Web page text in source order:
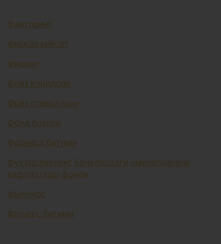
Факторинг
Фискал сиёсат
Фишинг
Фоиз коридори
Фоиз ставкалари
Фонд бозори
Форвард битими
Фуқароларнинг банклардаги омонатларини
кафолатлаш фонди
Фьючерс
Фючерс битими